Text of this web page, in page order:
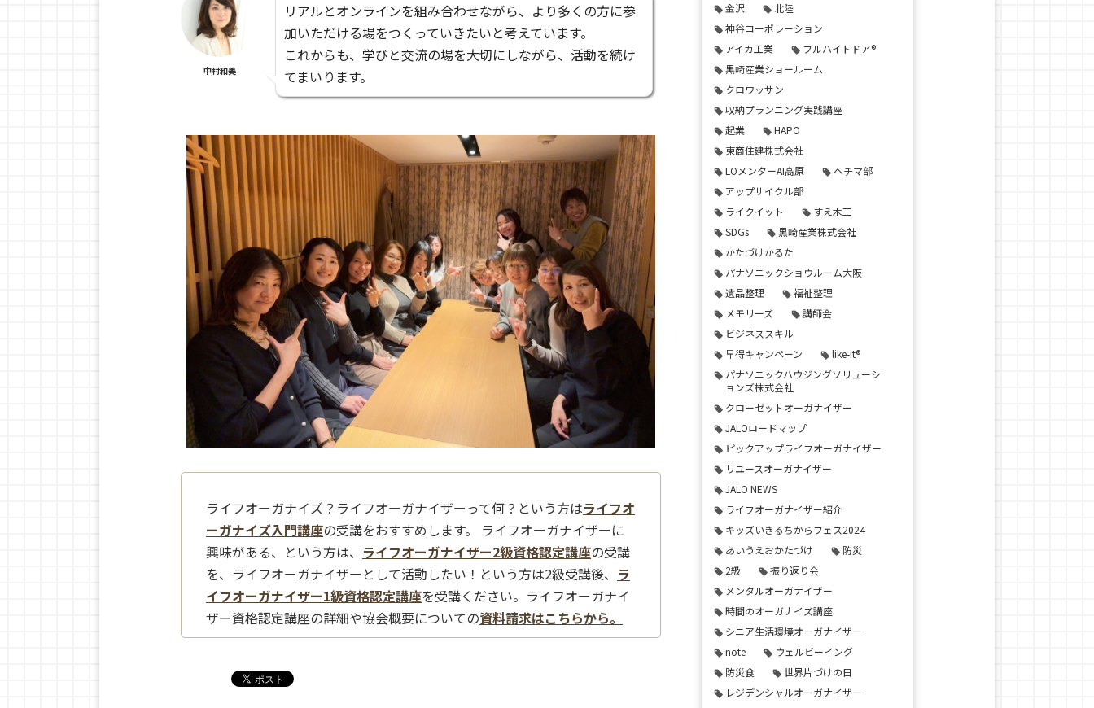
中村和美
リアルとオンラインを組み合わせながら、より多くの方に参
加いただける場をつくっていきたいと考えています。
これからも、学びと交流の場を大切にしながら、活動を続け
てまいります。
ライフオーガナイズ？ライフオーガナイザーって何？という方はライフオ
ーガナイズ入門講座の受講をおすすめします。 ライフオーガナイザーに
興味がある、という方は、 ライフオーガナイザー2級資格認定講座の受講
を、ライフオーガナイザーとして活動したい！という方は2級受講後、 ラ
イフオーガナイザー1級資格認定講座を受講ください。ライフオーガナイ
ザー資格認定講座の詳細や協会概要についての資料請求はこちらから。
金沢
北陸
神谷コーポレーション
アイカ工業
フルハイトドア®
黒崎産業ショールーム
クロワッサン
収納プランニング実践講座
起業
HAPO
東商住建株式会社
LOメンターAI高原
ヘチマ部
アップサイクル部
ライクイット
すえ木工
SDGs
黒崎産業株式会社
かたづけかるた
パナソニックショウルーム大阪
遺品整理
福祉整理
メモリーズ
講師会
ビジネススキル
早得キャンペーン
like-it®
パナソニックハウジングソリューシ
ョンズ株式会社
クローゼットオーガナイザー
JALOロードマップ
ピックアップライフオーガナイザー
リユースオーガナイザー
JALO NEWS
ライフオーガナイザー紹介
キッズいきるちからフェス2024
あいうえおかたづけ
防災
2級
振り返り会
メンタルオーガナイザー
時間のオーガナイズ講座
シニア生活環境オーガナイザー
note
ウェルビーイング
防災食
世界片づけの日
レジデンシャルオーガナイザー